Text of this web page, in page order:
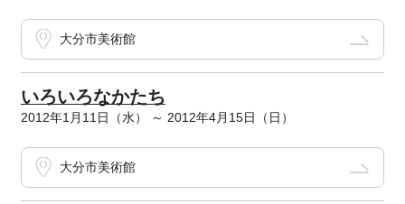
大分市美術館
いろいろなかたち
2012年1月11日（水） ～ 2012年4月15日（日）
大分市美術館